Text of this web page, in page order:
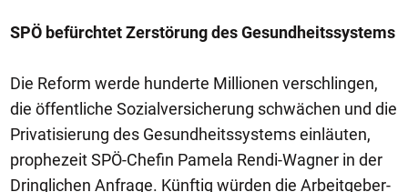
SPÖ befürchtet Zerstörung des Gesundheitssystems
Die Reform werde hunderte Millionen verschlingen,
die öffentliche Sozialversicherung schwächen und die
Privatisierung des Gesundheitssystems einläuten,
prophezeit SPÖ-Chefin Pamela Rendi-Wagner in der
Dringlichen Anfrage. Künftig würden die Arbeitgeber-